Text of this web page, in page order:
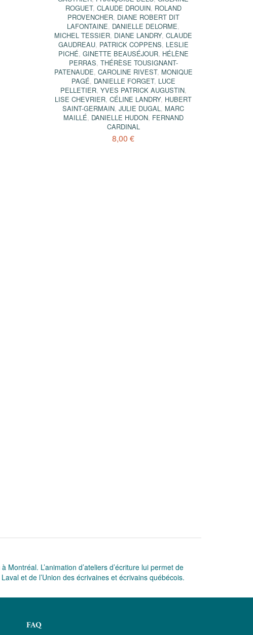
ROGUET, CLAUDE DROUIN, ROLAND
PROVENCHER, DIANE ROBERT DIT
LAFONTAINE, DANIELLE DELORME,
MICHEL TESSIER, DIANE LANDRY,CLAUDE
GAUDREAU, PATRICK COPPENS, LESLIE
PICHÉ, GINETTE BEAUSÉJOUR, HÉLÈNE
PERRAS, THÉRÈSE TOUSIGNANT-
PATENAUDE, CAROLINE RIVEST, MONIQUE
PAGÉ, DANIELLE FORGET, LUCE
PELLETIER, YVES PATRICK AUGUSTIN,
LISE CHEVRIER,CÉLINE LANDRY, HUBERT
SAINT-GERMAIN,JULIE DUGAL , MARC
MAILLÉ, DANIELLE HUDON, FERNAND
CARDINAL
8,00 €
L’animation d’ateliers d’écriture lui permet de
et de l’Union des écrivaines et écrivains québécois.
FAQ